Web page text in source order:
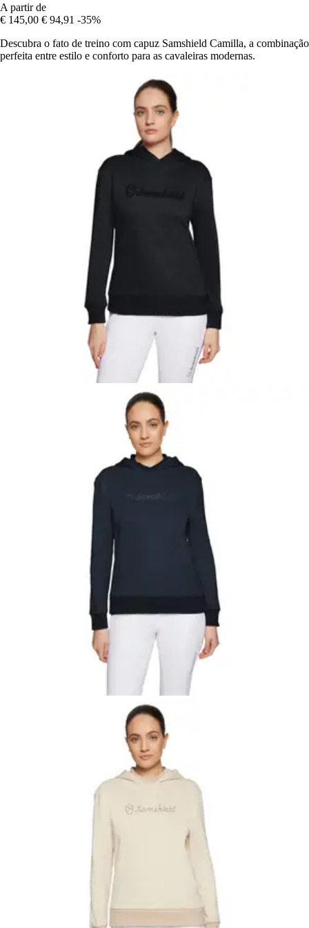
A partir de
€ 145,00 € 94,91 -35%
Descubra o fato de treino com capuz Samshield Camilla, a combinação
perfeita entre estilo e conforto para as cavaleiras modernas.